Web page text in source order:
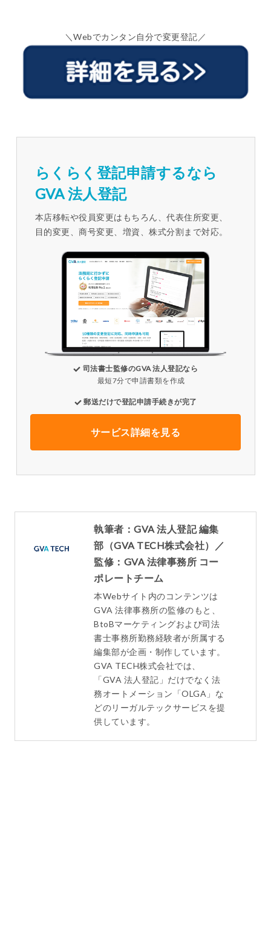
＼Webでカンタン自分で変更登記／
らくらく登記申請するなら
GVA 法人登記
本店移転や役員変更はもちろん、代表住所変更、
目的変更、商号変更、増資、株式分割まで対応。
司法書士監修のGVA 法人登記なら
最短7分で申請書類を作成
郵送だけで登記申請手続きが完了
サービス詳細を見る
執筆者：GVA 法人登記 編集
部（GVA TECH株式会社）／
監修：GVA 法律事務所 コー
ポレートチーム
本Webサイト内のコンテンツは
GVA 法律事務所の監修のもと、
BtoBマーケティングおよび司法
書士事務所勤務経験者が所属する
編集部が企画・制作しています。
GVA TECH株式会社では、
「GVA 法人登記」だけでなく法
務オートメーション「OLGA」な
どのリーガルテックサービスを提
供しています。